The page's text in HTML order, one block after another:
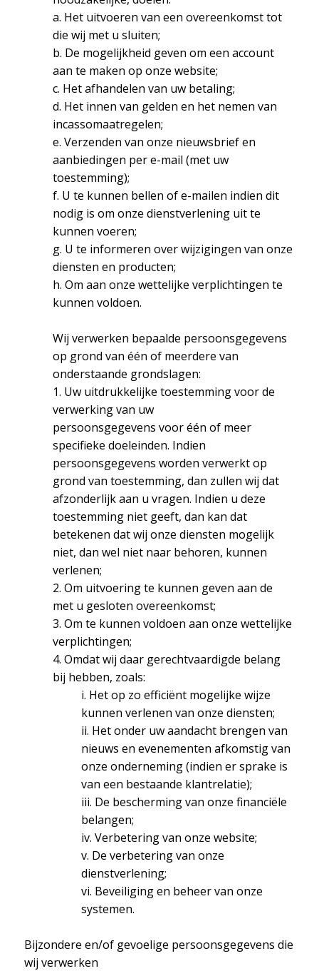
a. Het uitvoeren van een overeenkomst tot
die wij met u sluiten;
b. De mogelijkheid geven om een account
aan te maken op onze website;
c. Het afhandelen van uw betaling;
d. Het innen van gelden en het nemen van
incassomaatregelen;
e. Verzenden van onze nieuwsbrief en
aanbiedingen per e-mail (met uw
toestemming);
f. U te kunnen bellen of e-mailen indien dit
nodig is om onze dienstverlening uit te
kunnen voeren;
g. U te informeren over wijzigingen van onze
diensten en producten;
h. Om aan onze wettelijke verplichtingen te
kunnen voldoen.
Wij verwerken bepaalde persoonsgegevens
op grond van één of meerdere van
onderstaande grondslagen:
1. Uw uitdrukkelijke toestemming voor de
verwerking van uw
persoonsgegevens voor één of meer
specifieke doeleinden. Indien
persoonsgegevens worden verwerkt op
grond van toestemming, dan zullen wij dat
afzonderlijk aan u vragen. Indien u deze
toestemming niet geeft, dan kan dat
betekenen dat wij onze diensten mogelijk
niet, dan wel niet naar behoren, kunnen
verlenen;
2. Om uitvoering te kunnen geven aan de
met u gesloten overeenkomst;
3. Om te kunnen voldoen aan onze wettelijke
verplichtingen;
4. Omdat wij daar gerechtvaardigde belang
bij hebben, zoals:
i. Het op zo efficiënt mogelijke wijze
kunnen verlenen van onze diensten;
ii. Het onder uw aandacht brengen van
nieuws en evenementen afkomstig van
onze onderneming (indien er sprake is
van een bestaande klantrelatie);
iii. De bescherming van onze financiële
belangen;
iv. Verbetering van onze website;
v. De verbetering van onze
dienstverlening;
vi. Beveiliging en beheer van onze
systemen.
Bijzondere en/of gevoelige persoonsgegevens die
wij verwerken